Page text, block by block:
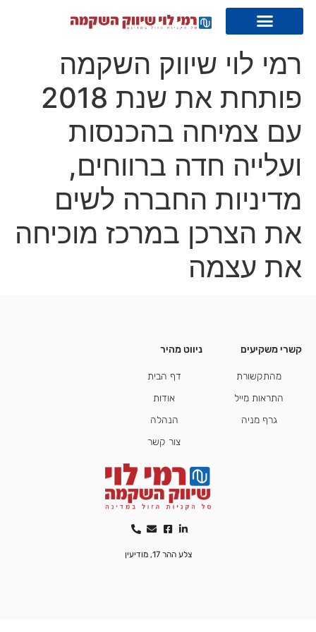
רמי לוי שיווק השקמה
פותחת את שנת 2018
עם צמיחה בהכנסות
ועלייה חדה ברווחים,
מדיניות החברה לשים
את הצרכן במרכז מוכיחה
את עצמה
קשרי משקיעים
מהתקשורת
התראות מייל
גרף מניה
ניווט מהיר
דף הבית
אודות
הנהלה
צור קשר
צלע ההר 17, מודיעין